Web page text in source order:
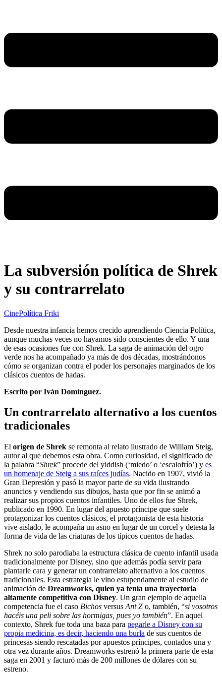
La subversión política de Shrek
y su contrarrelato
CinePolítica Friki
Desde nuestra infancia hemos crecido aprendiendo Ciencia Política,
aunque muchas veces no hayamos sido conscientes de ello. Y una
de esas ocasiones fue con Shrek. La saga de animación del ogro
verde nos ha acompañado ya más de dos décadas, mostrándonos
cómo se organizan contra el poder los personajes marginados de los
clásicos cuentos de hadas.
Escrito por Iván Domínguez.
Un contrarrelato alternativo a los cuentos
tradicionales
El origen de Shrek se remonta al relato ilustrado de William Steig,
autor al que debemos esta obra. Como curiosidad, el significado de
la palabra “Shrek” procede del yiddish (‘miedo’ o ‘escalofrío’) y es
un homenaje de Steig a sus raíces judías. Nacido en 1907, vivió la
Gran Depresión y pasó la mayor parte de su vida ilustrando
anuncios y vendiendo sus dibujos, hasta que por fin se animó a
realizar sus propios cuentos infantiles. Uno de ellos fue Shrek,
publicado en 1990. En lugar del apuesto príncipe que suele
protagonizar los cuentos clásicos, el protagonista de esta historia
vive aislado, le acompaña un asno en lugar de un corcel y detesta la
forma de vida de las criaturas de los típicos cuentos de hadas.
Shrek no solo parodiaba la estructura clásica de cuento infantil usada
tradicionalmente por Disney, sino que además podía servir para
plantarle cara y generar un contrarrelato alternativo a los cuentos
tradicionales. Esta estrategia le vino estupendamente al estudio de
animación de Dreamworks, quien ya tenía una trayectoria
altamente competitiva con Disney. Un gran ejemplo de aquella
competencia fue el caso Bichos versus Ant Z o, también, “si vosotros
hacéis una peli sobre las hormigas, pues yo también”. En aquel
contexto, Shrek fue toda una baza para pegarle a Disney con su
propia medicina, es decir, haciendo una burla de sus cuentos de
princesas siendo rescatadas por apuestos príncipes, contados una y
otra vez durante años. Dreamworks estrenó la primera parte de esta
saga en 2001 y facturó más de 200 millones de dólares con su
estreno.